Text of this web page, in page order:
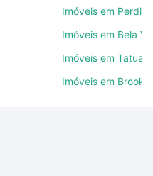
favoritos. Você
como quantidade de
vaga de garagem para
academia, salão de
em rua antonio
Imóveis em
Imóveis em Bela
Imóveis em
Imóveis em